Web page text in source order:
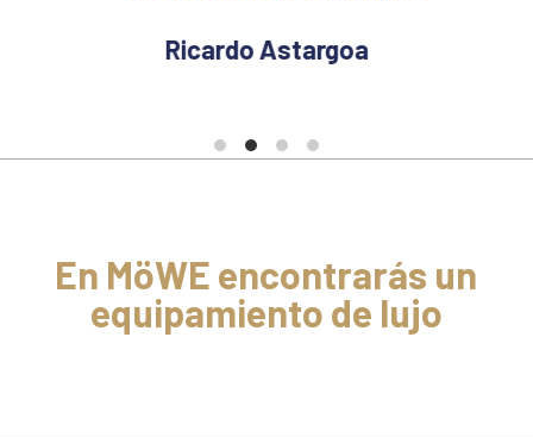
Ricardo Astargoa
En MöWE encontrarás un
equipamiento de lujo